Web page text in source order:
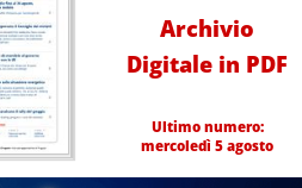
Archivio
Digitale in PDF
Ultimo numero:
mercoledì 5 agosto